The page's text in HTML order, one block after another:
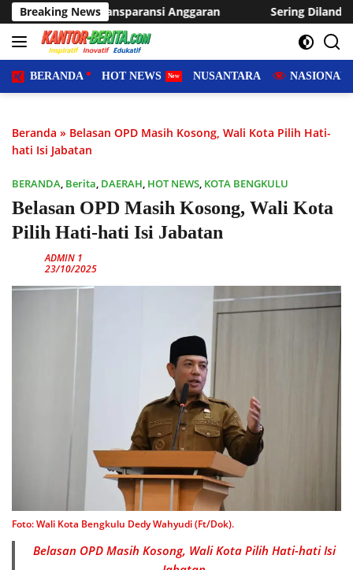
Langsung
ke
konten
Breaking News
Anggaran Sering Dilanda Genangan, Desa
BERANDA HOT NEWS NUSANTARA NASIONAL
Beranda » Belasan OPD Masih Kosong, Wali Kota Pilih Hati-
hati Isi Jabatan
BERANDA, Berita, DAERAH, HOT NEWS, KOTA BENGKULU
Belasan OPD Masih Kosong, Wali Kota
Pilih Hati-hati Isi Jabatan
ADMIN 1
23/10/2025
Foto: Wali Kota Bengkulu Dedy Wahyudi (Ft/Dok).
Belasan OPD Masih Kosong, Wali Kota Pilih Hati-hati Isi